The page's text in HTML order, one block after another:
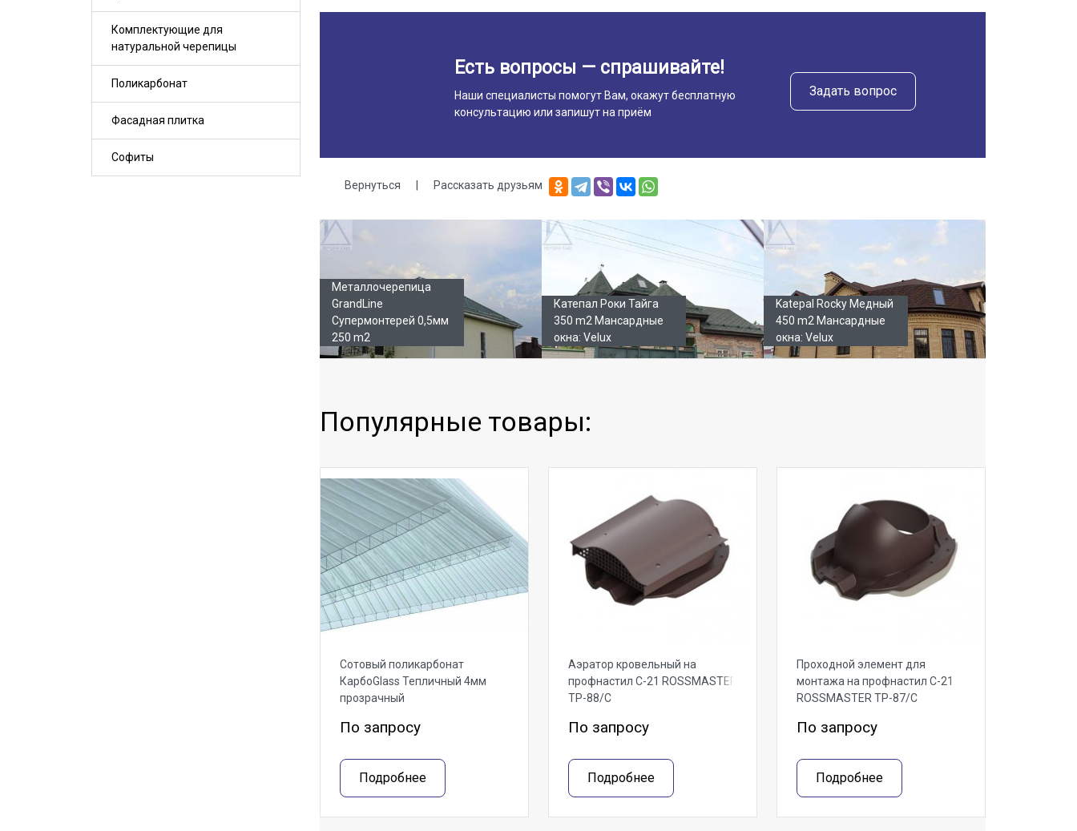
Есть вопросы — спрашивайте!
Наши специалисты помогут Вам, окажут бесплатную
консультацию или запишут на приём
Задать вопрос
Вернуться Рассказать друзьям
Галерея
Металлочерепица
GrandLine
Супермонтерей 0,5мм
250 m2
Катепал Роки Тайга
350 m2 Мансардные
окна: Velux
Katepal Rocky Медный
450 m2 Мансардные
окна: Velux
Популярные товары:
Сотовый поликарбонат
КарбоGlass Тепличный 4мм
прозрачный
По запросу
Подробнее
Аэратор кровельный на
профнастил С-21 ROSSMASTER
ТР-88/С
По запросу
Подробнее
Проходной элемент для
монтажа на профнастил С-21
ROSSMASTER ТР-87/С
По запросу
Подробнее
Комплектующие для
натуральной черепицы
Поликарбонат
Фасадная плитка
Софиты